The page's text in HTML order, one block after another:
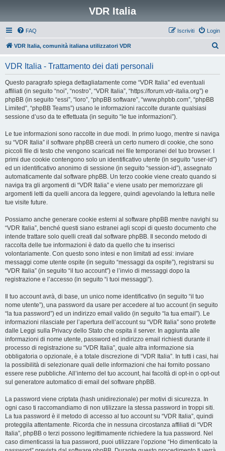
VDR Italia
FAQ Login
Iscriviti
VDR Italia, comunità italiana utilizzatori VDR
VDR Italia - Trattamento dei dati personali
Questo paragrafo spiega dettagliatamente come “VDR Italia” ed eventuali
affiliati (in seguito “noi”, “nostro”, “VDR Italia”, “https://forum.vdr-italia.org”) e
phpBB (in seguito “essi”, “loro”, “phpBB software”, “www.phpbb.com”, “phpBB
Limited”, “phpBB Teams”) usano le informazioni raccolte durante qualsiasi
sessione d’uso da te effettuata (in seguito “le tue informazioni”).
Le tue informazioni sono raccolte in due modi. In primo luogo, mentre si naviga
su “VDR Italia” il software phpBB creerà un certo numero di cookie, che sono
piccoli file di testo che vengono scaricati nei file temporanei del tuo browser. I
primi due cookie contengono solo un identificativo utente (in seguito “user-id”)
ed un identificativo anonimo di sessione (in seguito “session-id”), assegnato
automaticamente dal software phpBB. Un terzo cookie viene creato quando si
naviga tra gli argomenti di “VDR Italia” e viene usato per memorizzare gli
argomenti letti da quelli ancora da leggere, quindi agevolando la lettura nelle
tue visite future.
Possiamo anche generare cookie esterni al software phpBB mentre navighi su
“VDR Italia”, benché questi siano estranei agli scopi di questo documento che
intende trattare solo quelli creati dal software phpBB. Il secondo metodo di
raccolta delle tue informazioni è dato da quello che tu inserisci
volontariamente. Con questo sono intesi e non limitati ad essi: inviare
messaggi come utente ospite (in seguito “messaggi da ospite”), registrarsi su
“VDR Italia” (in seguito “il tuo account”) e l’invio di messaggi dopo la
registrazione e l’accesso (in seguito “i tuoi messaggi”).
Il tuo account avrà, di base, un unico nome identificativo (in seguito “il tuo
nome utente”), una password da usare per accedere al tuo account (in seguito
“la tua password”) ed un indirizzo email valido (in seguito “la tua email”). Le
informazioni rilasciate per l’apertura dell’account su “VDR Italia” sono protette
dalle Leggi sulla Privacy dello Stato che ospita il server. In aggiunta alle
informazioni di nome utente, password ed indirizzo email richiesti durante il
processo di registrazione su “VDR Italia”, quale altra informazione sia
obbligatoria o opzionale, è a totale discrezione di “VDR Italia”. In tutti i casi, hai
la possibilità di selezionare quali delle informazioni che hai fornito possano
essere rese pubbliche. All’interno del tuo account, hai facoltà di opt-in o opt-out
sul generatore automatico di email del software phpBB.
La password viene criptata (hash unidirezionale) per motivi di sicurezza. In
ogni caso ti raccomandiamo di non utilizzare la stessa password in troppi siti.
La tua password è il metodo di accesso al tuo account su “VDR Italia”, quindi
proteggila attentamente. Ricorda che in nessuna circostanza affiliati di “VDR
Italia”, phpBB o terzi possono legittimamente richiedere la tua password. Nel
caso dimenticassi la tua password, puoi utilizzare l’opzione “Ho dimenticato la